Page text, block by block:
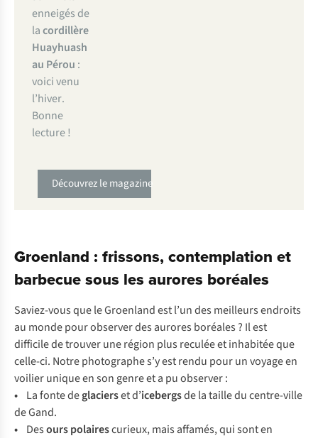
enneigés de
lacordillère
Huayhuash
au Pérou :
voici venu
l’hiver.
Bonne
lecture !
Découvrez le magazine
Groenland : frissons, contemplation et
barbecue sous les aurores boréales
Saviez-vous que le Groenland est l’un des meilleurs endroits
au monde pour observer des aurores boréales ? Il est
difficile de trouver une région plus reculée et inhabitée que
celle-ci. Notre photographe s’y est rendu pour un voyage en
voilier unique en son genre et a pu observer :
• La fonte deglacierset d’icebergsde la taille du centre-ville
de Gand.
• Desours polairescurieux, mais affamés, qui sont en